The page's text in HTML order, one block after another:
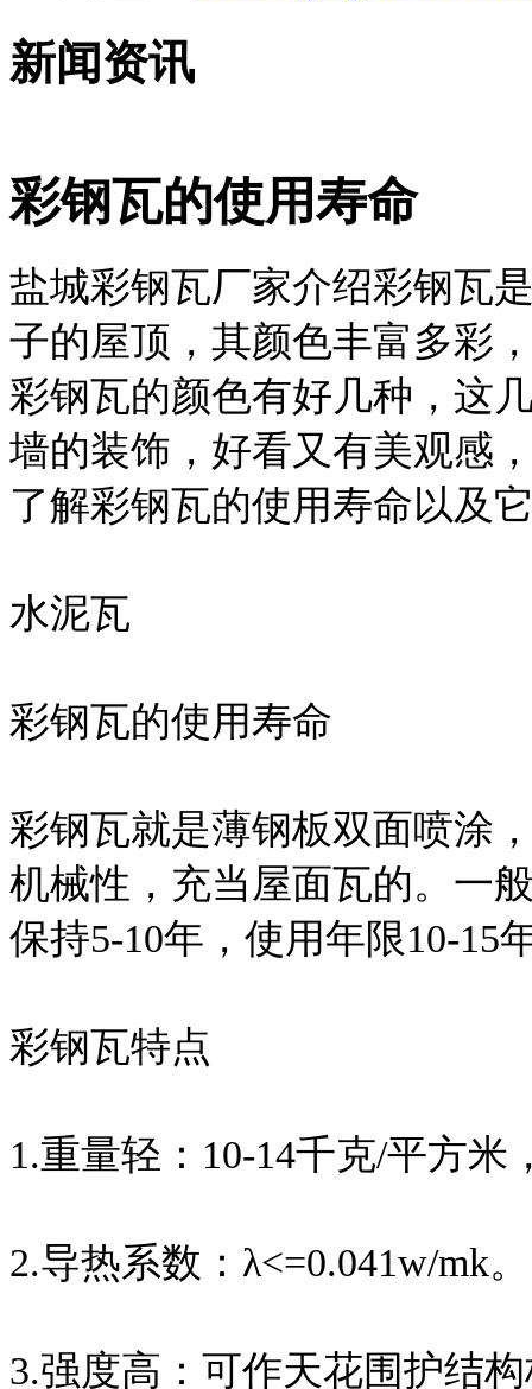
新闻资讯
彩钢瓦的使用寿命
盐城彩钢瓦厂家介绍彩钢瓦
子的屋顶，其颜色丰富多彩
彩钢瓦的颜色有好几种，这
墙的装饰，好看又有美观感
了解彩钢瓦的使用寿命以及
水泥瓦
彩钢瓦的使用寿命
彩钢瓦就是薄钢板双面喷涂
机械性，充当屋面瓦的。一
保持5-10年，使用年限10-15
彩钢瓦特点
1.重量轻：10-14千克/平方米
2.导热系数：λ<=0.041w/mk。
3.强度高：可作天花围护结